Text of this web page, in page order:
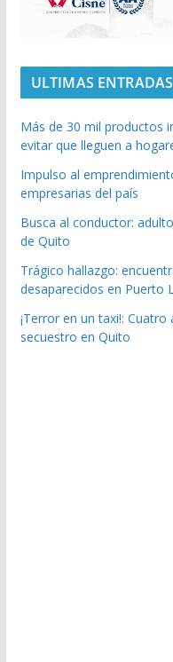
ULTIMAS ENTRADAS
Más de 30 mil productos
evitar que lleguen a
Impulso al
empresarias del país
Busca al conductor:
de Quito
Trágico hallazgo:
desaparecidos en Puerto
¡Terror en un taxi!:
secuestro en Quito